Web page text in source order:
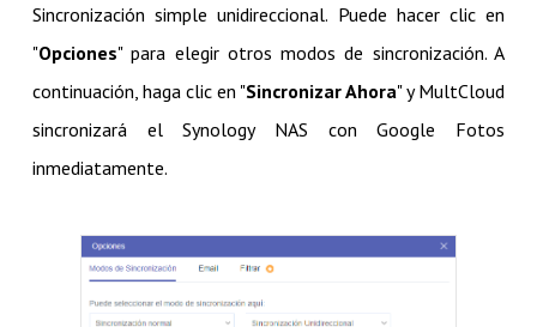
Sincronización simple unidireccional. Puede hacer clic en
"Opciones" para elegir otros modos de sincronización. A
continuación, haga clic en "Sincronizar Ahora" y MultCloud
sincronizará el Synology NAS con Google Fotos
inmediatamente.